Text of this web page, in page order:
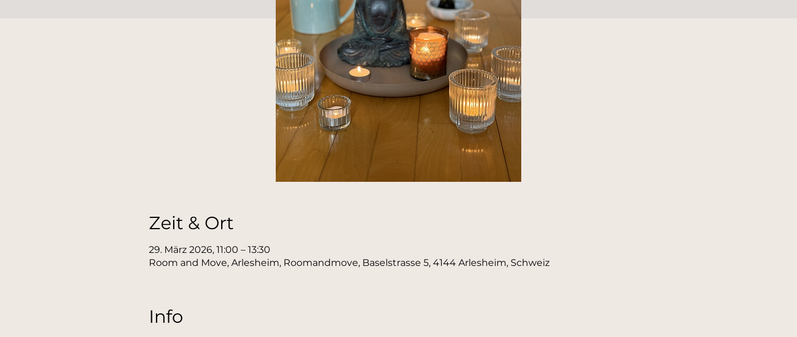
Zeit & Ort
29. März 2026, 11:00 – 13:30
Room and Move, Arlesheim, Roomandmove, Baselstrasse 5, 4144 Arlesheim, Schweiz
Info